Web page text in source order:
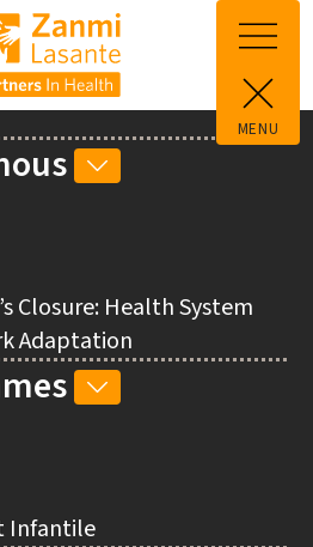
principal
MENU
SOUS-
DE
NOUS
Closure: Health System
Adaptation
SOUS-
Infantile